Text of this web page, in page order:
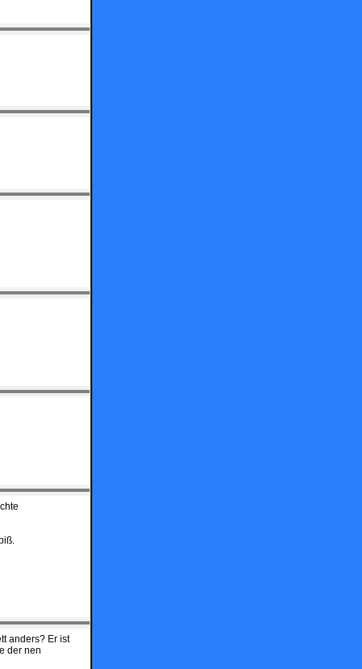
anders? Er ist
der nen